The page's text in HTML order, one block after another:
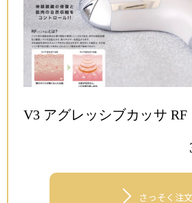
V3 アグレッシブカッサ RF
さっそく注文